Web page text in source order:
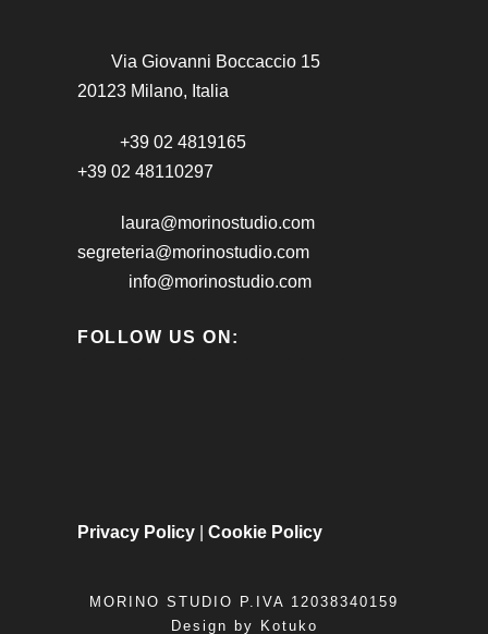
Via Giovanni Boccaccio 15
20123 Milano, Italia
+39 02 4819165
+39 02 48110297
laura@morinostudio.com
segreteria@morinostudio.com
info@morinostudio.com
FOLLOW US ON:
Privacy Policy Cookie Policy
MORINO STUDIO P.IVA 12038340159
Design by
Kotuko